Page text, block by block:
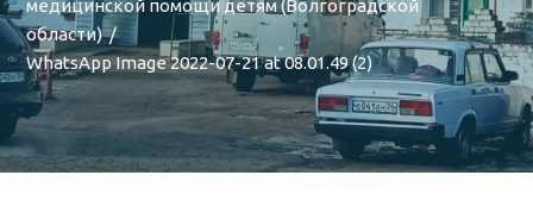
медицинской помощи детям (Волгоградской
области)
WhatsApp Image 2022-07-21 at 08.01.49 (2)